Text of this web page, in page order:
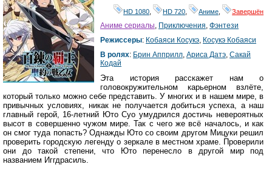
HD 1080 HD 720 Аниме Завершён
Аниме сериалы, Приключения, Фэнтези
Режиссеры: Кобаяси Косукэ, Косукэ Кобаяси
В ролях: Брин Апприлл, Ариса Датэ, Сакай
Кодай
Эта история расскажет нам о
головокружительном карьерном взлёте,
который только можно себе представить. У многих и в нашем мире, в
привычных условиях, никак не получается добиться успеха, а наш
главный герой, 16-летний Юто Суо умудрился достичь невероятных
высот в совершенно чужом мире. Так с чего же всё началось, и как
он смог туда попасть? Однажды Юто со своим другом Мицуки решил
проверить городскую легенду о зеркале в местном храме. Проверили
они до такой степени, что Юто перенесло в другой мир под
названием Иггдрасиль.